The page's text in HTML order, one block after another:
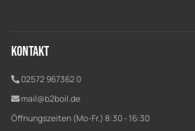
Kontakt
02572 967362 0
mail@b2boil.de
Öffnungszeiten (Mo-Fr.) 8:30 - 16:30